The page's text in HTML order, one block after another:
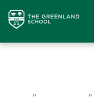
» »